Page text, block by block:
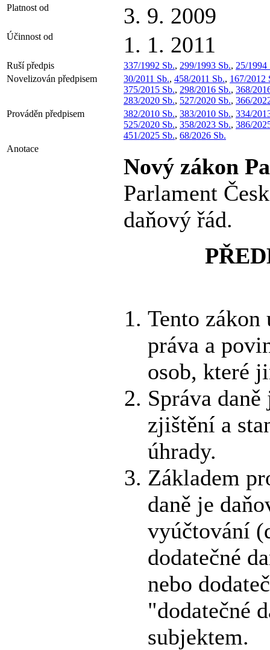
Platnost od 3. 9. 2009
Účinnost od 1. 1. 2011
Ruší předpis 337/1992 Sb., 299/1993 Sb., 25/1994
Novelizován předpisem
30/2011 Sb., 458/2011 Sb., 167/2012
375/2015 Sb., 298/2016 Sb., 368/
283/2020 Sb., 527/2020 Sb., 366/
Prováděn předpisem
382/2010 Sb., 383/2010 Sb., 334/
525/2020 Sb., 358/2023 Sb., 386/
451/2025 Sb., 68/2026 Sb.
Anotace
Nový zákon
Parlament
daňový řád.
Tento zákon
práva a
osob, které
Správa
zjištění a
úhrady.
Základem
daně je
vyúčtování
dodatečné
nebo
"dodatečné
subjektem.